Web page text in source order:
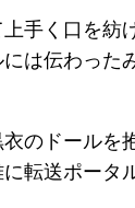
手く口を紡
は伝わった
のドールを
転送ポータ